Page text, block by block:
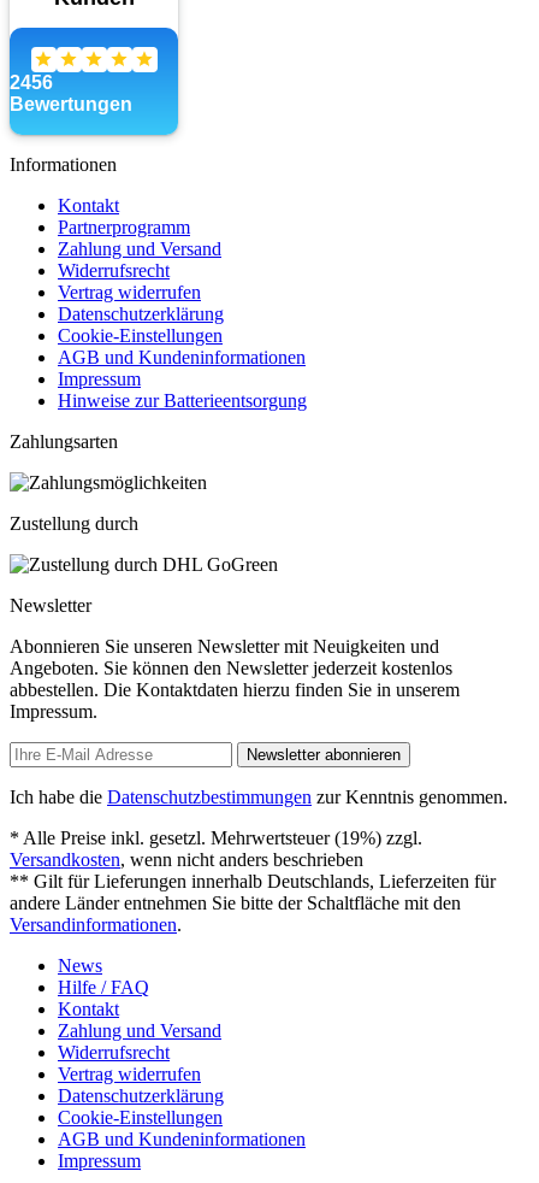
Informationen
Kontakt
Partnerprogramm
Zahlung und Versand
Widerrufsrecht
Vertrag widerrufen
Datenschutzerklärung
Cookie-Einstellungen
AGB und Kundeninformationen
Impressum
Hinweise zur Batterieentsorgung
Zahlungsarten
Zustellung durch
Newsletter
Abonnieren Sie unseren Newsletter mit Neuigkeiten und
Angeboten. Sie können den Newsletter jederzeit kostenlos
abbestellen. Die Kontaktdaten hierzu finden Sie in unserem
Impressum.
Newsletter abonnieren
Ich habe die Datenschutzbestimmungen zur Kenntnis genommen.
* Alle Preise inkl. gesetzl. Mehrwertsteuer (19%) zzgl.
Versandkosten, wenn nicht anders beschrieben
** Gilt für Lieferungen innerhalb Deutschlands, Lieferzeiten für
andere Länder entnehmen Sie bitte der Schaltfläche mit den
Versandinformationen.
News
Hilfe / FAQ
Kontakt
Zahlung und Versand
Widerrufsrecht
Vertrag widerrufen
Datenschutzerklärung
Cookie-Einstellungen
AGB und Kundeninformationen
Impressum